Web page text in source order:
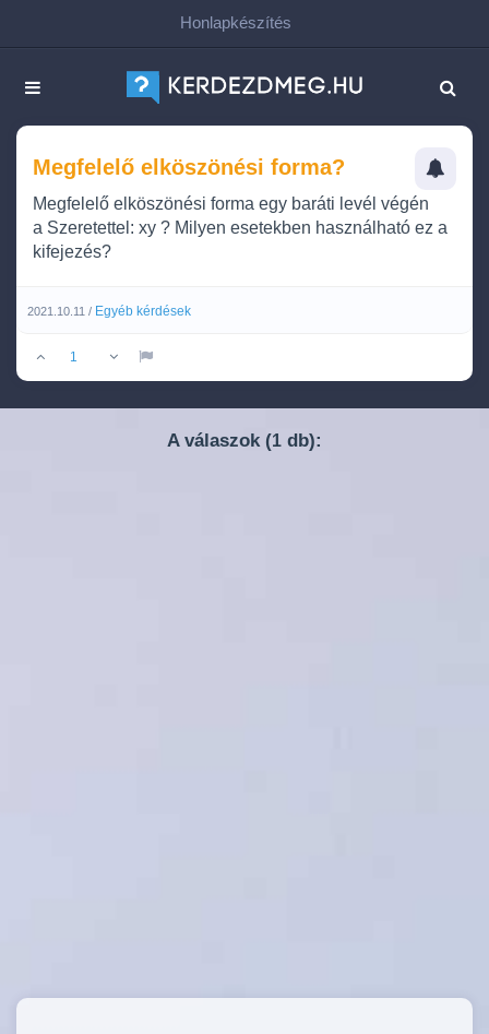
Honlapkészítés
Megfelelő elköszönési forma?
Megfelelő elköszönési forma egy baráti levél végén
a Szeretettel: xy ? Milyen esetekben használható ez a
kifejezés?
2021.10.11 / Egyéb kérdések
1
A válaszok (1 db):